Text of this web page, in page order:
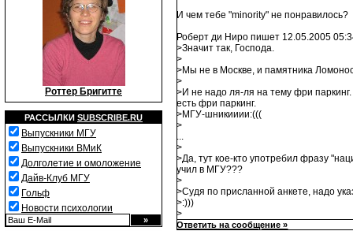
Роттер Бригитте
РАССЫЛКИ SUBSCRIBE.RU
Выпускники МГУ
Выпускники ВМиК
Долголетие и омоложение
Дайв-Клуб МГУ
Гольф
Новости психологии
И чем тебе "minority" не понравилось?
Роберт ди Ниро пишет 12.05.2005
>Значит так, Господа.
>
>Мы не в Москве, и памятника
>
>И не надо ля-ля на тему фри
есть фри паркинг.
>МГУ-шникииии:(((
>
...
>
>Да, тут кое-кто употребил фразу
учил в МГУ???
>
>Судя по присланной анкете, надо
>:)))
>
Ответить на сообщение »